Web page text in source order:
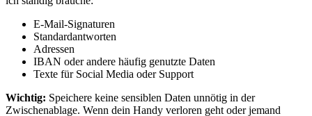
E-Mail-Signaturen
Standardantworten
Adressen
IBAN oder andere häufig genutzte Daten
Texte für Social Media oder Support
Wichtig: Speichere keine sensiblen Daten unnötig in der
Zwischenablage. Wenn dein Handy verloren geht oder jemand